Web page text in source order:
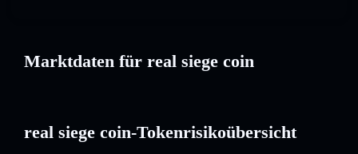
Marktdaten für real siege coin
real siege coin-Tokenrisikoübersicht